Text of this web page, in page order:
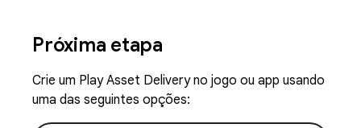
Próxima etapa
Crie um Play Asset Delivery no jogo ou app usando
uma das seguintes opções: